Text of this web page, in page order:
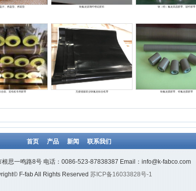
片、烤盘垫、烤箱垫 铁氟龙玻璃纤维硅胶布 铁（特）氟龙高温胶带、玻纤胶带
合面、造纸机专用胶带 无接缝服装业铁氟龙粘合机带 铁氟龙膜胶带、特氟龙膜胶带
首页 产品 新闻 联系我们
根思一鸣路8号 电话：0086-523-87838387 Email：info@k-fabco.com
F-fab All Rights Reserved 苏ICP备16033828号-1